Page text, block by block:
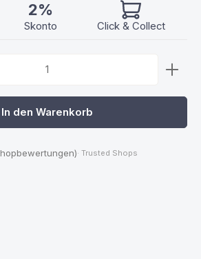
2%
Skonto Click & Collect
Gib den gewünschten Wert ein
In den Warenkorb
· Trusted Shops